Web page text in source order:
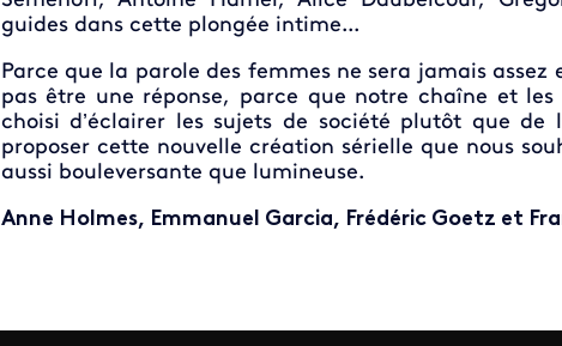
guides dans cette plongée intime...
Parce que la parole des femmes ne sera jamais
pas être une réponse, parce que notre chaîne et
choisi d’éclairer les sujets de société plutôt que de
proposer cette nouvelle création sérielle que nous
aussi bouleversante que lumineuse.
Anne Holmes, Emmanuel Garcia, Frédéric Goetz et